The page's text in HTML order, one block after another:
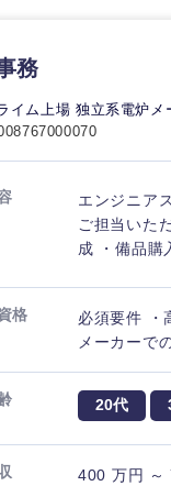
・沖縄
福岡県
務
イム上場 独立系電炉メ
エンジニア
ご担当いた
成 ・備品購
格
必須要件 ・
メーカーで
20代
400 万円 ～